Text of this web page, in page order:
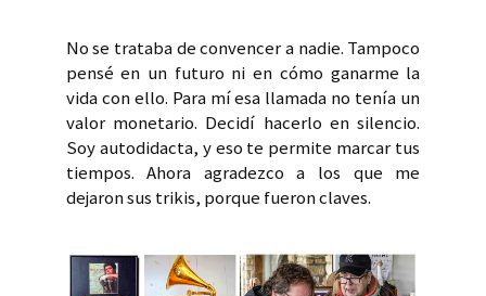
No se trataba de convencer a nadie. Tampoco
pensé en un futuro ni en cómo ganarme la
vida con ello. Para mí esa llamada no tenía un
valor monetario. Decidí hacerlo en silencio.
Soy autodidacta, y eso te permite marcar tus
tiempos. Ahora agradezco a los que me
dejaron sus trikis, porque fueron claves.